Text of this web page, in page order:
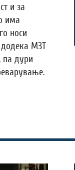
и за
има
носи
додека МЗТ
па дури